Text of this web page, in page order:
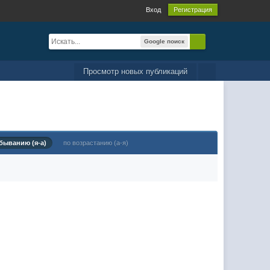
Вход Регистрация
Google поиск
Просмотр новых публикаций
(я-а) по возрастанию (а-я)